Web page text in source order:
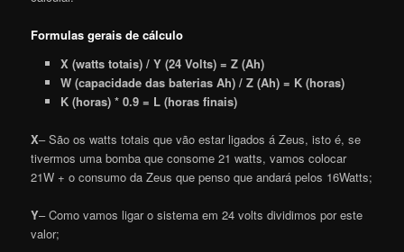
Formulas gerais de cálculo
X (watts totais) / Y (24 Volts) = Z (Ah)
W (capacidade das baterias Ah) / Z (Ah) = K (horas)
K (horas) * 0.9 = L (horas finais)
X– São os watts totais que vão estar ligados á Zeus, isto é, se
tivermos uma bomba que consome 21 watts, vamos colocar
21W + o consumo da Zeus que penso que andará pelos 16Watts;
Y– Como vamos ligar o sistema em 24 volts dividimos por este
valor;